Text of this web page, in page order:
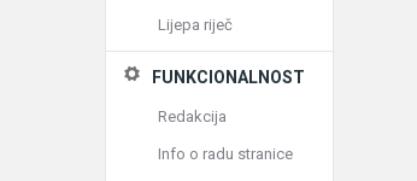
Lijepa riječ
FUNKCIONALNOST
Redakcija
Info o radu stranice